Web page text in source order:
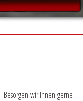
Besorgen wir Ihnen gerne